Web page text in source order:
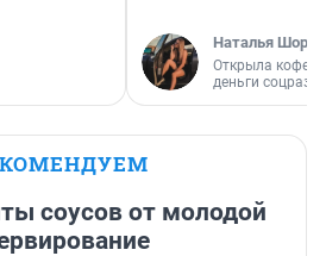
Наталья
Открыла
деньги
соусов от молодой